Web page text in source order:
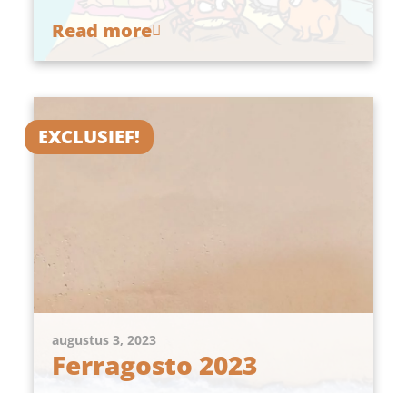
Read more
EXCLUSIEF!
augustus 3, 2023
Ferragosto 2023